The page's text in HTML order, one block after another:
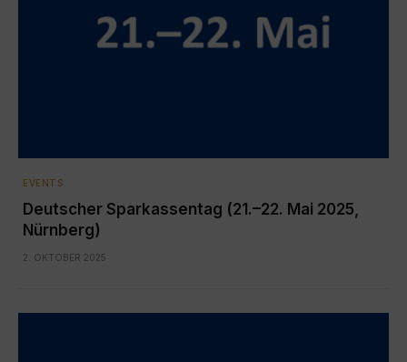
EVENTS
Deutscher Sparkassentag (21.–22. Mai 2025,
Nürnberg)
2. OKTOBER 2025